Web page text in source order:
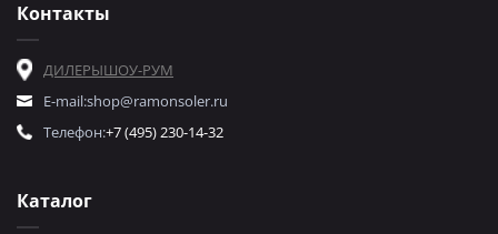
Каталог
Контакты
ДИЛЕРЫШОУ-РУМ
E-mail:shop@ramonsoler.ru
Телефон:+7 (495) 230-14-32